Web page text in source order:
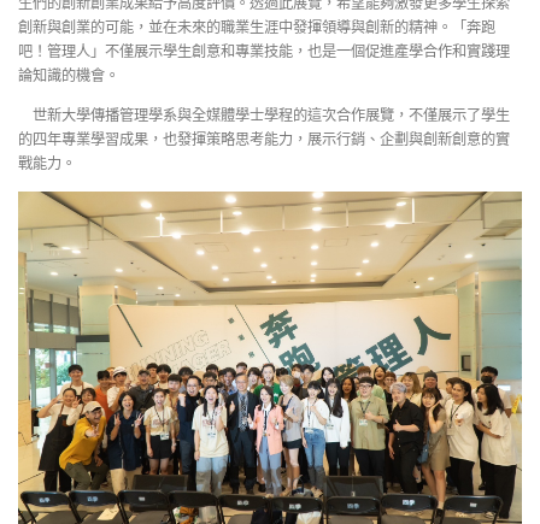
創新與創業的可能，並在未來的職業生涯中發揮領導與創新的精神。「奔跑
吧！管理人」不僅展示學生創意和專業技能，也是一個促進產學合作和實踐理
論知識的機會。
世新大學傳播管理學系與全媒體學士學程的這次合作展覽，不僅展示了學生
的四年專業學習成果，也發揮策略思考能力，展示行銷、企劃與創新創意的實
戰能力。